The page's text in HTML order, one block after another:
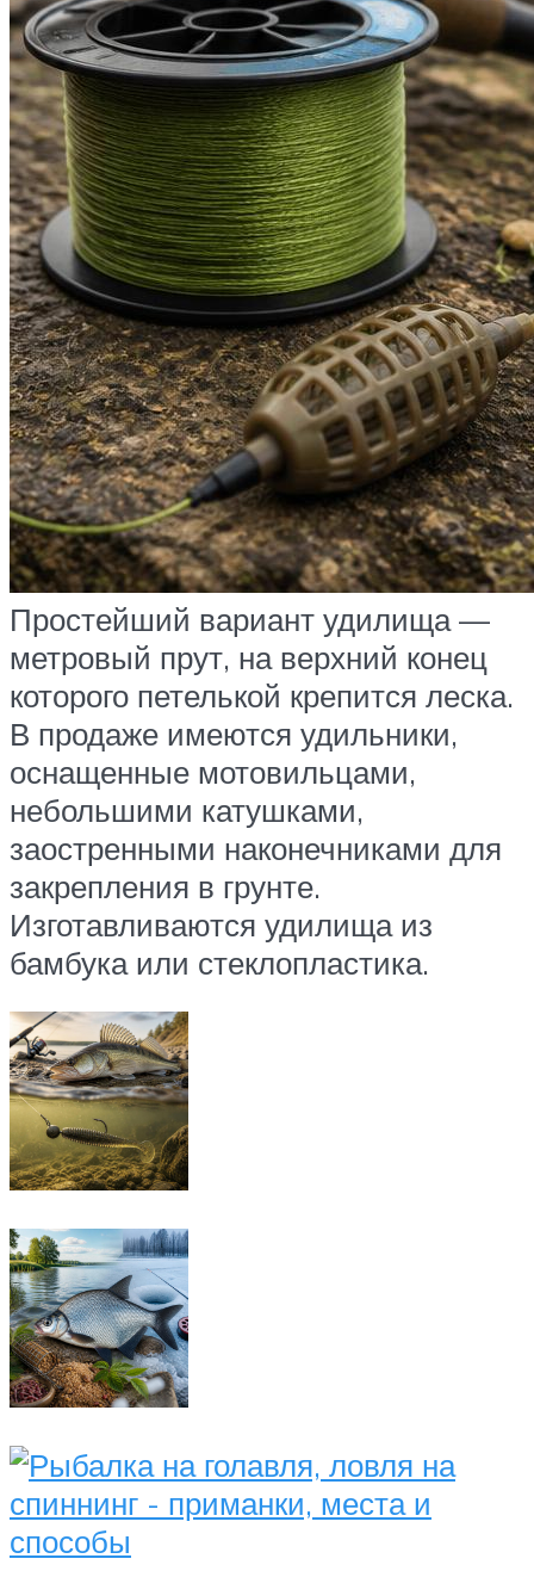
Простейший вариант удилища —
метровый прут, на верхний конец
которого петелькой крепится леска.
В продаже имеются удильники,
оснащенные мотовильцами,
небольшими катушками,
заостренными наконечниками для
закрепления в грунте.
Изготавливаются удилища из
бамбука или стеклопластика.